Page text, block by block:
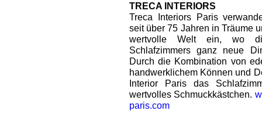
TRECA INTERIORS
Treca Interiors Paris
seit über 75 Jahren in Träume
wertvolle Welt ein, wo
Schlafzimmers ganz neue
Durch die Kombination von
handwerklichem Können und
Interior Paris das
wertvolles Schmuckkästchen.
paris.com